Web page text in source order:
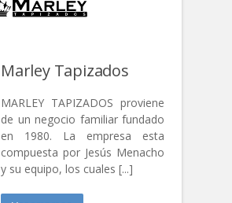
Marley Tapizados
MARLEY TAPIZADOS proviene
de un negocio familiar fundado
en 1980. La empresa esta
compuesta por Jesús Menacho
y su equipo, los cuales [...]